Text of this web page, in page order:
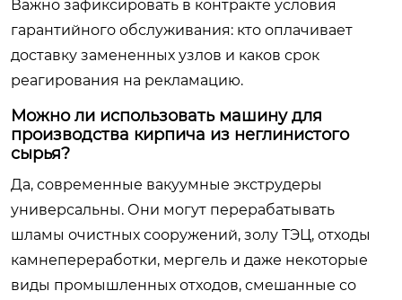
Важно зафиксировать в контракте условия
гарантийного обслуживания: кто оплачивает
доставку замененных узлов и каков срок
реагирования на рекламацию.
Можно ли использовать машину для
производства кирпича из неглинистого
сырья?
Да, современные вакуумные экструдеры
универсальны. Они могут перерабатывать
шламы очистных сооружений, золу ТЭЦ, отходы
камнепереработки, мергель и даже некоторые
виды промышленных отходов, смешанные со